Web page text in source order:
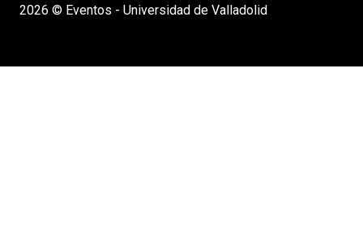
2026 © Eventos - Universidad de Valladolid